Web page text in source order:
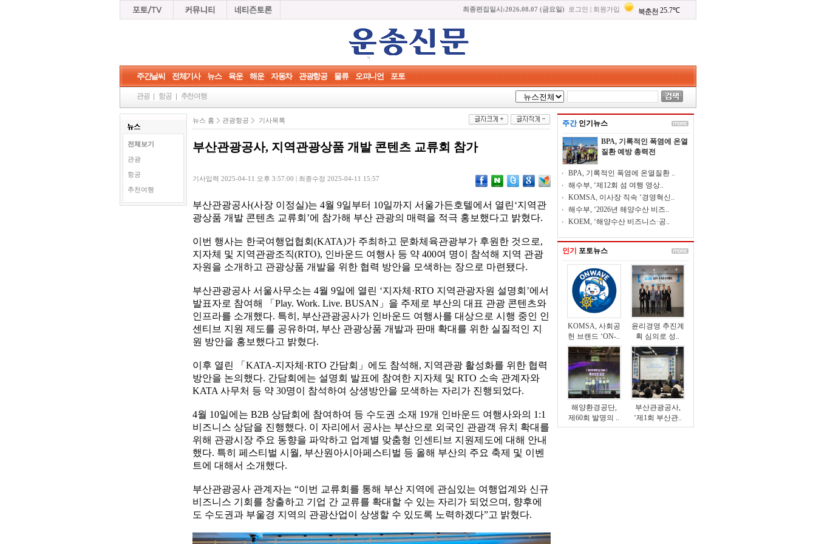
최종편집일시:2026.08.07 (금요일) 로그인 회원가입
주간날씨 전체기사 뉴스 육운 해운 자동차 관광항공 물류 오피니언 포토
관광 항공 추천여행
전체보기
관광
항공
추천여행
뉴스 홈 관광항공 기사목록
부산관광공사, 지역관광상품 개발 콘텐츠 교류회 참가
기사입력 2025-04-11 오후 3:57:00 | 최종수정 2025-04-11 15:57
부산관광공사(사장 이정실)는 4월 9일부터 10일까지 서울가든호텔에서 열린‘지역관
광상품 개발 콘텐츠 교류회’에 참가해 부산 관광의 매력을 적극 홍보했다고 밝혔다.
이번 행사는 한국여행업협회(KATA)가 주최하고 문화체육관광부가 후원한 것으로,
지자체 및 지역관광조직(RTO), 인바운드 여행사 등 약 400여 명이 참석해 지역 관광
자원을 소개하고 관광상품 개발을 위한 협력 방안을 모색하는 장으로 마련됐다.
부산관광공사 서울사무소는 4월 9일에 열린 ‘지자체·RTO 지역관광자원 설명회’에서
발표자로 참여해 「Play. Work. Live. BUSAN」을 주제로 부산의 대표 관광 콘텐츠와
인프라를 소개했다. 특히, 부산관광공사가 인바운드 여행사를 대상으로 시행 중인 인
센티브 지원 제도를 공유하며, 부산 관광상품 개발과 판매 확대를 위한 실질적인 지
원 방안을 홍보했다고 밝혔다.
이후 열린 「KATA-지자체·RTO 간담회」에도 참석해, 지역관광 활성화를 위한 협력
방안을 논의했다. 간담회에는 설명회 발표에 참여한 지자체 및 RTO 소속 관계자와
KATA 사무처 등 약 30명이 참석하여 상생방안을 모색하는 자리가 진행되었다.
4월 10일에는 B2B 상담회에 참여하여 등 수도권 소재 19개 인바운드 여행사와의 1:1
비즈니스 상담을 진행했다. 이 자리에서 공사는 부산으로 외국인 관광객 유치 확대를
위해 관광시장 주요 동향을 파악하고 업계별 맞춤형 인센티브 지원제도에 대해 안내
했다. 특히 페스티벌 시월, 부산원아시아페스티벌 등 올해 부산의 주요 축제 및 이벤
트에 대해서 소개했다.
부산관광공사 관계자는 “이번 교류회를 통해 부산 지역에 관심있는 여행업계와 신규
비즈니스 기회를 창출하고 기업 간 교류를 확대할 수 있는 자리가 되었으며, 향후에
도 수도권과 부울경 지역의 관광산업이 상생할 수 있도록 노력하겠다”고 밝혔다.
주간인기뉴스
BPA, 기록적인 폭염에 온열
질환 예방 총력전
BPA, 기록적인 폭염에 온열질환 ..
해수부, ‘제12회 섬 여행 영상..
KOMSA, 이사장 직속 ‘경영혁신..
해수부, ‘2026년 해양수산 비즈..
KOEM, ‘해양수산 비즈니스·공..
인기 포토뉴스
KOMSA, 사회공
헌 브랜드 ‘ON-..
윤리경영 추진계
획 심의로 성..
해양환경공단,
제60회 발명의 ..
부산관광공사,
‘제1회 부산관..